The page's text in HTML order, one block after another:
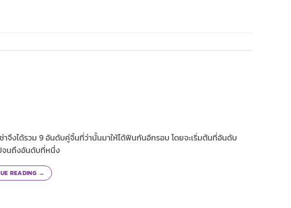
จึงได้รวม 9 อันดับคู่จิ้นที่ว่านั้นมาให้ได้ฟินกันอีกรอบ โดยจะเริ่มต้นที่อันดับ
จนถึงอันดับที่หนึ่ง
READING →